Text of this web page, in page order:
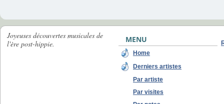
Joyeuses découvertes musicales de
l'ère post-hippie.
MENU
Home
Derniers artistes
Par artiste
Par visites